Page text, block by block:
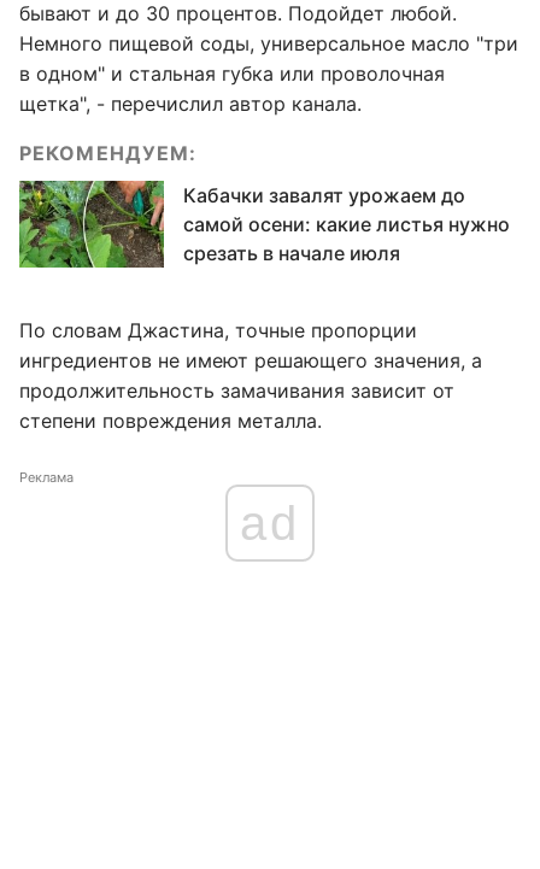
бывают и до 30 процентов. Подойдет любой.
Немного пищевой соды, универсальное масло "три
в одном" и стальная губка или проволочная
щетка", - перечислил автор канала.
РЕКОМЕНДУЕМ:
Кабачки завалят урожаем до
самой осени: какие листья нужно
срезать в начале июля
По словам Джастина, точные пропорции
ингредиентов не имеют решающего значения, а
продолжительность замачивания зависит от
степени повреждения металла.
Реклама
ad